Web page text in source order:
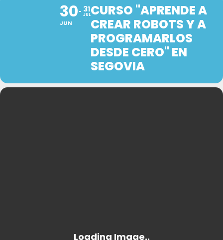
30
JUN
31
JULCURSO "APRENDE A
CREAR ROBOTS Y A
PROGRAMARLOS
DESDE CERO" EN
SEGOVIA